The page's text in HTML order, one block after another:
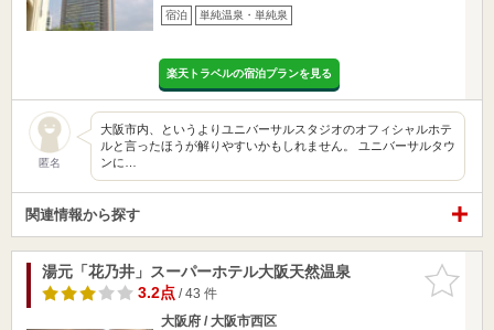
宿泊 単純温泉・単純泉
楽天トラベルの宿泊プランを見る
匿名
大阪市内、というよりユニバーサルスタジオのオフィシャルホテ
ルと言ったほうが解りやすいかもしれません。 ユニバーサルタウ
ンに…
関連情報から探す
お気に入
りに追加
湯元「花乃井」スーパーホテル大阪天然温泉
3.2点/ 43 件
大阪府 / 大阪市西区